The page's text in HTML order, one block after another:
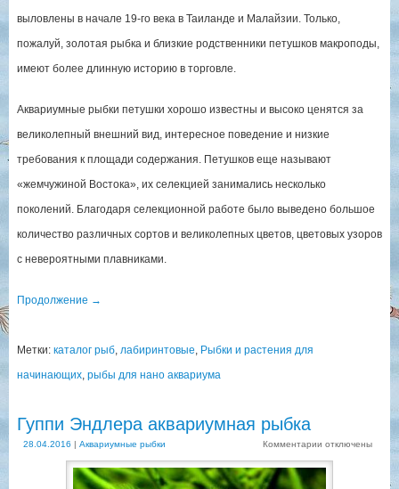
выловлены в начале 19-го века в Таиланде и Малайзии. Только,
пожалуй, золотая рыбка и близкие родственники петушков макроподы,
имеют более длинную историю в торговле.
Аквариумные рыбки петушки хорошо известны и высоко ценятся за
великолепный внешний вид, интересное поведение и низкие
требования к площади содержания. Петушков еще называют
«жемчужиной Востока», их селекцией занимались несколько
поколений. Благодаря селекционной работе было выведено большое
количество различных сортов и великолепных цветов, цветовых узоров
с невероятными плавниками.
Продолжение →
Метки: каталог рыб, лабиринтовые, Рыбки и растения для
начинающих, рыбы для нано аквариума
Гуппи Эндлера аквариумная рыбка
28.04.2016 | Аквариумные рыбки Комментарииотключены